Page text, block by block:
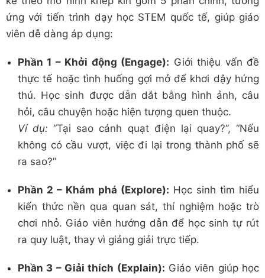
ứng với tiến trình dạy học STEM quốc tế, giúp giáo
viên dễ dàng áp dụng:
Phần 1 – Khởi động (Engage): Giới thiệu vấn đề
thực tế hoặc tình huống gợi mở để khơi dậy hứng
thú. Học sinh được dẫn dắt bằng hình ảnh, câu
hỏi, câu chuyện hoặc hiện tượng quen thuộc.
Ví dụ: “Tại sao cánh quạt điện lại quay?”, “Nếu
không có cầu vượt, việc đi lại trong thành phố sẽ
ra sao?”
Phần 2 – Khám phá (Explore): Học sinh tìm hiểu
kiến thức nền qua quan sát, thí nghiệm hoặc trò
chơi nhỏ. Giáo viên hướng dẫn để học sinh tự rút
ra quy luật, thay vì giảng giải trực tiếp.
Phần 3 – Giải thích (Explain): Giáo viên giúp học